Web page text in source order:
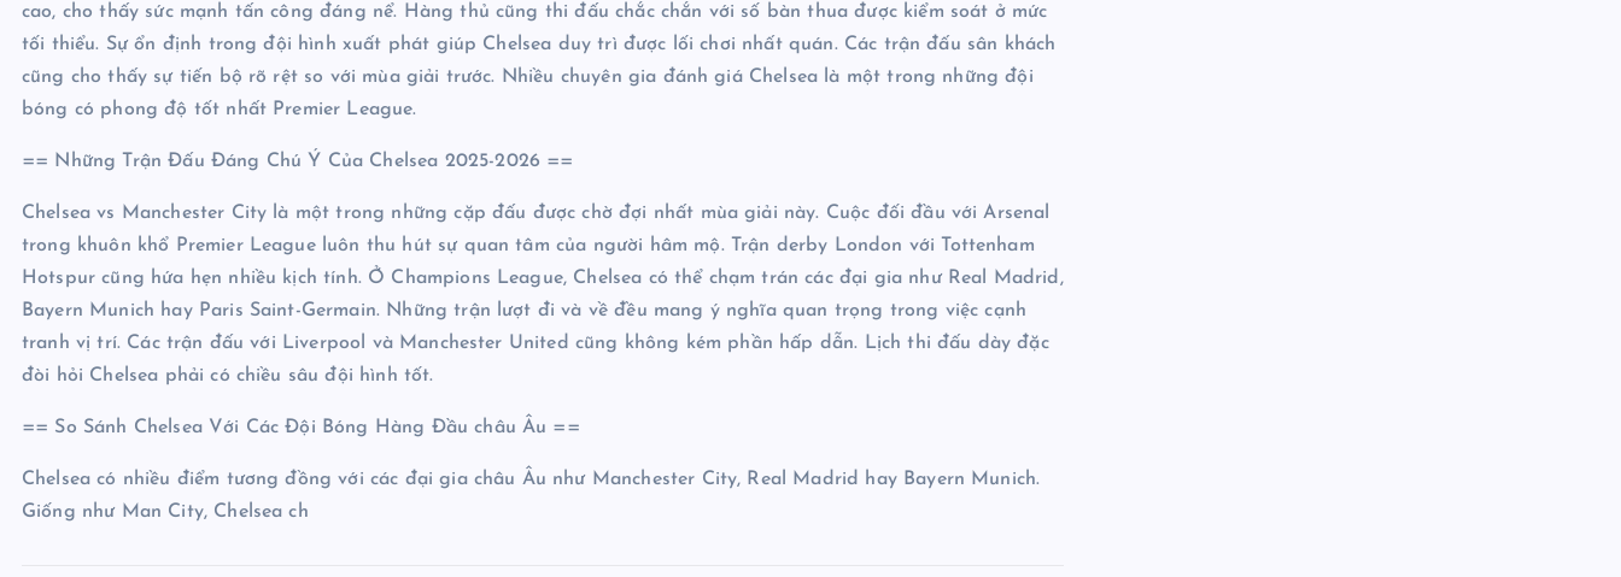
cao, cho thấy sức mạnh tấn công đáng nể. Hàng thủ cũng thi đấu chắc chắn với số bàn thua được kiểm soát ở mức
tối thiểu. Sự ổn định trong đội hình xuất phát giúp Chelsea duy trì được lối chơi nhất quán. Các trận đấu sân khách
cũng cho thấy sự tiến bộ rõ rệt so với mùa giải trước. Nhiều chuyên gia đánh giá Chelsea là một trong những đội
bóng có phong độ tốt nhất Premier League.
== Những Trận Đấu Đáng Chú Ý Của Chelsea 2025-2026 ==
Chelsea vs Manchester City là một trong những cặp đấu được chờ đợi nhất mùa giải này. Cuộc đối đầu với Arsenal
trong khuôn khổ Premier League luôn thu hút sự quan tâm của người hâm mộ. Trận derby London với Tottenham
Hotspur cũng hứa hẹn nhiều kịch tính. Ở Champions League, Chelsea có thể chạm trán các đại gia như Real Madrid,
Bayern Munich hay Paris Saint-Germain. Những trận lượt đi và về đều mang ý nghĩa quan trọng trong việc cạnh
tranh vị trí. Các trận đấu với Liverpool và Manchester United cũng không kém phần hấp dẫn. Lịch thi đấu dày đặc
đòi hỏi Chelsea phải có chiều sâu đội hình tốt.
== So Sánh Chelsea Với Các Đội Bóng Hàng Đầu châu Âu ==
Chelsea có nhiều điểm tương đồng với các đại gia châu Âu như Manchester City, Real Madrid hay Bayern Munich.
Giống như Man City, Chelsea ch